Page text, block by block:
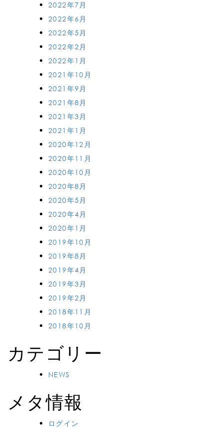
2022年7月
2022年6月
2022年5月
2022年2月
2022年1月
2021年10月
2021年9月
2021年8月
2021年3月
2021年1月
2020年12月
2020年11月
2020年10月
2020年8月
2020年5月
2020年4月
2020年1月
2019年10月
2019年8月
2019年4月
2019年3月
2019年2月
2018年11月
2018年10月
カテゴリー
NEWS
メタ情報
ログイン